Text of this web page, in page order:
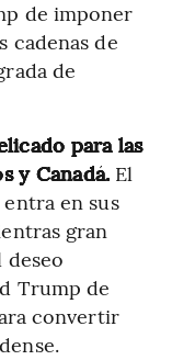
de imponer
cadenas de
de
para las
y Canadá. El
en sus
gran
Trump de
convertir